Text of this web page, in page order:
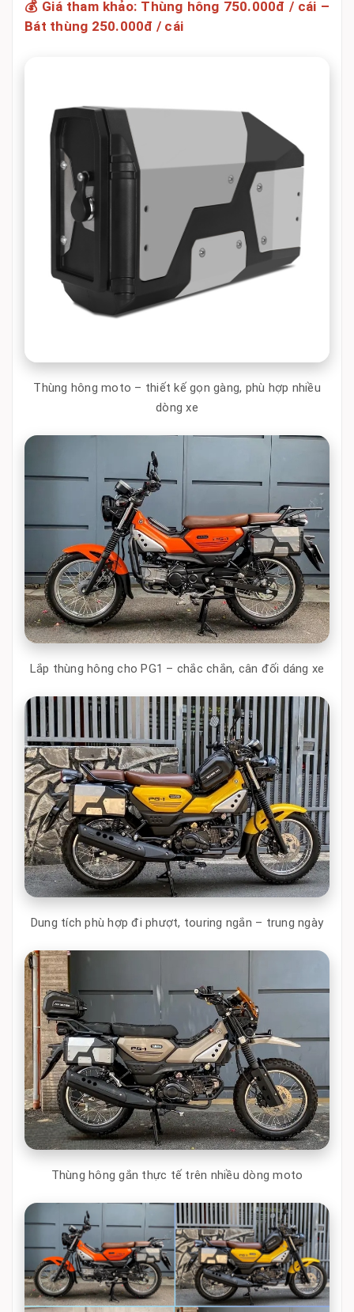
💰 Giá tham khảo: Thùng hông 750.000đ / cái –
Bát thùng 250.000đ / cái
Thùng hông moto – thiết kế gọn gàng, phù hợp nhiều
dòng xe
Lắp thùng hông cho PG1 – chắc chắn, cân đối dáng xe
Dung tích phù hợp đi phượt, touring ngắn – trung ngày
Thùng hông gắn thực tế trên nhiều dòng moto